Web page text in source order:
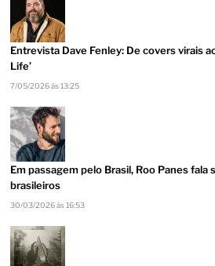
Entrevista Dave Fenley: De covers virais
Life’
7/05/2026 às 13:25
Em passagem pelo Brasil, Roo Panes fala
brasileiros
30/03/2026 às 16:53